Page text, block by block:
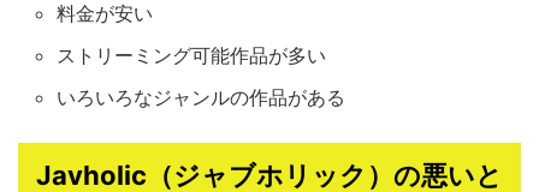
料金が安い
ストリーミング可能作品が多い
いろいろなジャンルの作品がある
Javholic（ジャブホリック）の悪いと